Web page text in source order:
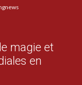
magie et
en